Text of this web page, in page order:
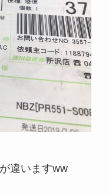
違いますww